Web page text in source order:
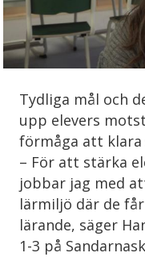
Tydliga mål och
upp elevers
förmåga att klara
– För att stärka
jobbar jag med
lärmiljö där de
lärande, säger
1-3 på